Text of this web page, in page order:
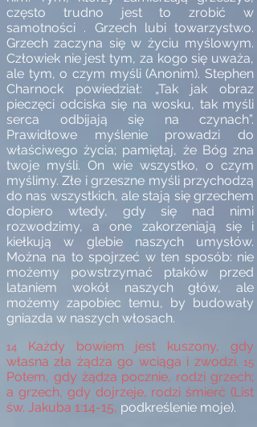
często trudno jest to zrobić w
samotności . Grzech lubi towarzystwo.
Grzech zaczyna się w życiu myślowym.
Człowiek nie jest tym, za kogo się uważa,
ale tym, o czym myśli (Anonim). Stephen
Charnock powiedział: „Tak jak obraz
pieczęci odciska się na wosku, tak myśli
serca odbijają się na czynach”.
Prawidłowe myślenie prowadzi do
właściwego życia; pamiętaj, że Bóg zna
twoje myśli. On wie wszystko, o czym
myślimy. Złe i grzeszne myśli przychodzą
do nas wszystkich, ale stają się grzechem
dopiero wtedy, gdy się nad nimi
rozwodzimy, a one zakorzeniają się i
kiełkują w glebie naszych umysłów.
Można na to spojrzeć w ten sposób: nie
możemy powstrzymać ptaków przed
lataniem wokół naszych głów, ale
możemy zapobiec temu, by budowały
gniazda w naszych włosach.
14 Każdy bowiem jest kuszony, gdy
własna zła żądza go wciąga i zwodzi. 15
Potem, gdy żądza pocznie, rodzi grzech;
a grzech, gdy dojrzeje, rodzi śmierć (List
św. Jakuba 1:14-15, podkreślenie moje).